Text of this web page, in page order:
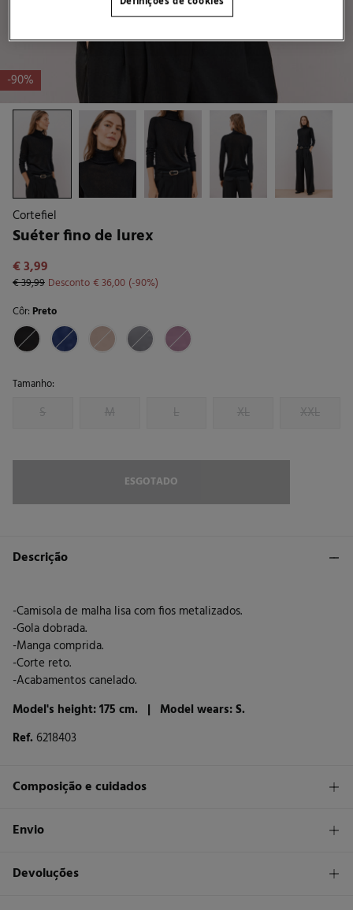
-90%
Cortefiel
Suéter fino de lurex
€ 3,99
€ 39,99 Desconto€ 36,00
90
Côr: Preto
Tamanho:
S M L XL XXL
ESGOTADO
Descrição
-Camisola de malha lisa com fios metalizados.
-Gola dobrada.
-Manga comprida.
-Corte reto.
-Acabamentos canelado.
Model's height: 175 cm. | Model wears: S.
Ref. 6218403
Composição e cuidados
Composição
Cuidados
Envio
STANDARD
Devoluções